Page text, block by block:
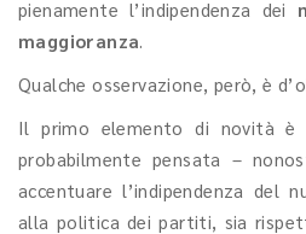
pienamente l’indipendenza dei
maggioranza.
Qualche osservazione, però, è
Il primo elemento di novità è
probabilmente pensata –
accentuare l’indipendenza del
alla politica dei partiti, sia